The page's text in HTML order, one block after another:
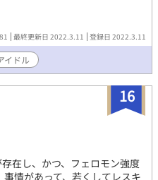
最終更新日 2022.3.11 登録日 2022.3.11
イドル
16
在し、かつ、フェロモン強度
情があって、若くしてレスキ